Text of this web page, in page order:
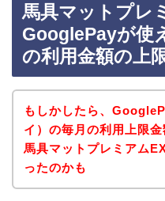
馬具マットプレ
GooglePayが使
の利用金額の上
もしかしたら、
イ）の毎月の利用上限
馬具マットプレミアム
ったのかも